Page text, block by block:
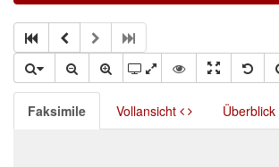
Faksimile Vollansicht Überblick